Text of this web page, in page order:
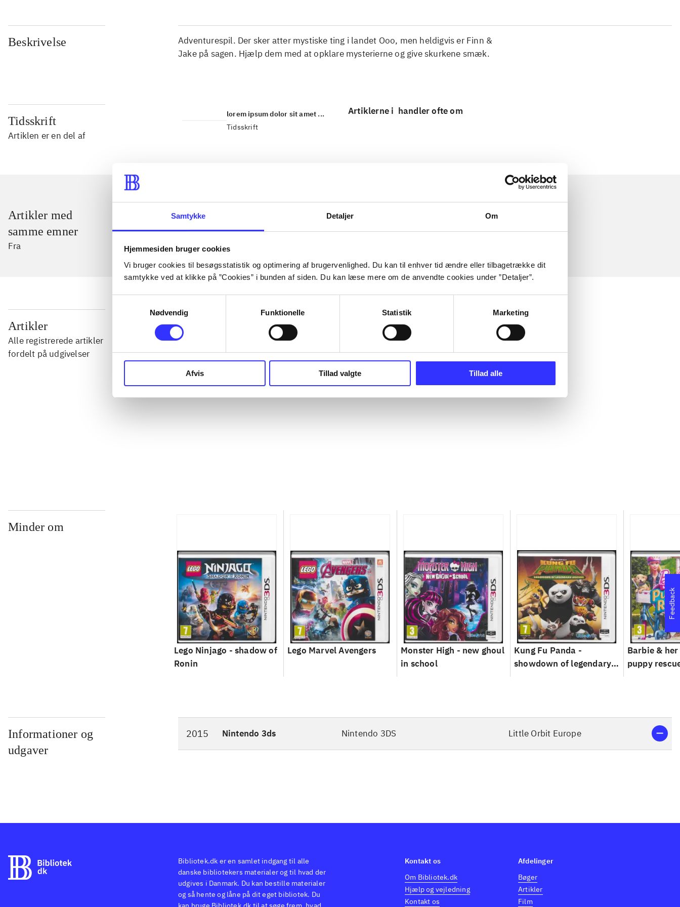
Samtykke Detaljer Om
Hjemmesiden bruger cookies
Vi bruger cookies til besøgsstatistik og optimering af brugervenlighed. Du kan til enhver tid ændre eller tilbagetrække dit
samtykke ved at klikke på ”Cookies” i bunden af siden. Du kan læse mere om de anvendte cookies under ”Detaljer”.
Nødvendig
Funktionelle Statistik Marketing
Afvis Tillad valgte Tillad alle
Beskrivelse
Adventurespil. Der sker atter mystiske ting i landet Ooo, men heldigvis er Finn &
Jake på sagen. Hjælp dem med at opklare mysterierne og give skurkene smæk.
Tidsskrift
Artiklen er en del af
lorem ipsum dolor sit amet ...
Tidsskrift
Artiklerne i handler ofte om
Artikler med
samme emner
Fra
Artikler
Alle registrerede artikler
fordelt på udgivelser
...
...
...
Minder om
Lego Ninjago - shadow of
Ronin
Lego Marvel Avengers
Monster High - new ghoul
in school
Kung Fu Panda -
showdown of legendary
Barbie &
puppy
Informationer og
udgaver
2015 Nintendo 3ds Nintendo 3DS Little Orbit Europe
Feedback
Bibliotek.dk er en samlet indgang til alle
danske bibliotekers materialer og til hvad der
udgives i Danmark. Du kan bestille materialer
og så hente og låne på dit eget bibliotek. Du
Kontakt os
Om Bibliotek.dk
Hjælp og vejledning
Kontakt os
Afdelinger
Bøger
Artikler
Film